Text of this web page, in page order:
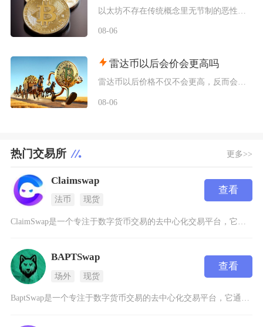
08-06
雷达币以后会价会更高吗
雷达币以后价格不仅不会更高，反而会持续阴跌、流动性枯竭，最终趋近归零，不存在任何实质性上涨
08-06
热门交易所 更多>>
Claimswap
法币 现货
查看
BAPTSwap
场外 现货
查看
BaptSwap是一个专注于数字货币交易的去中心化交易平台，它通过智能合约和区块链技术实现